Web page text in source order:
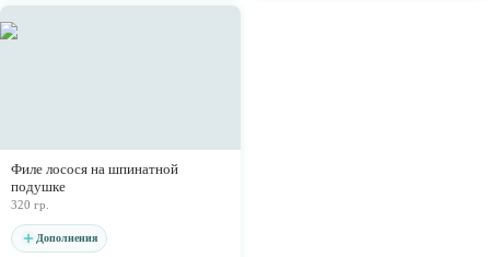
Филе лосося на шпинатной
подушке
320 гр.
Дополнения